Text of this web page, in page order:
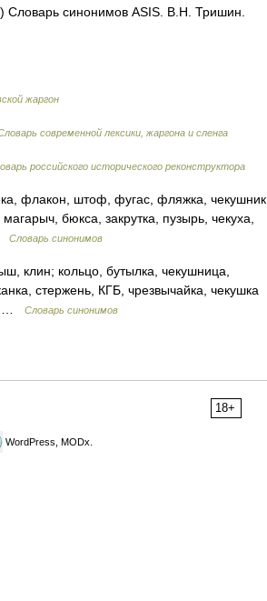
Словарь синонимов ASIS. В.Н. Тришин.
жаргон
современной лексики, жаргона и сленга
российского исторического реконструктора
флакон, штоф, фугас, фляжка, чекушник,
бюкса, закрутка, пузырь, чекуха,
Словарь синонимов
клин; кольцо, бутылка, чекушница,
стержень, КГБ, чрезвычайка, чекушка
…
Словарь синонимов
18+
WordPress, MODx.